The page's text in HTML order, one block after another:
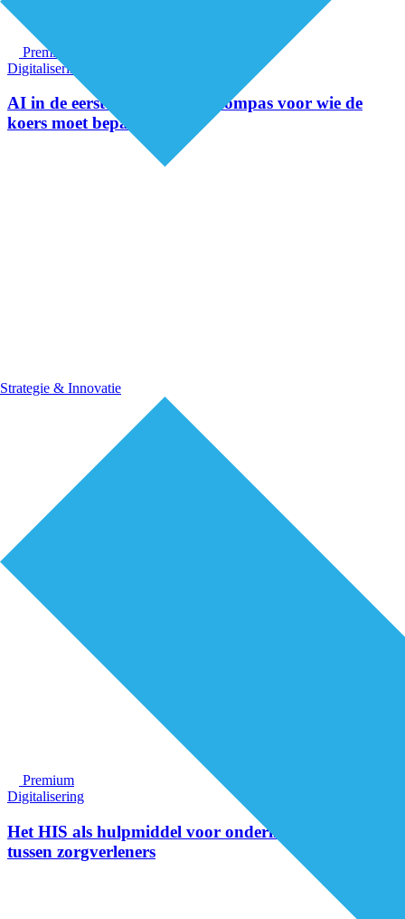
Strategie & Innovatie
Premium
Digitalisering
AI in de eerstelijnszorg: een kompas voor wie de
koers moet bepalen
Premium
Digitalisering
Het HIS als hulpmiddel voor onderlinge afstemming
tussen zorgverleners